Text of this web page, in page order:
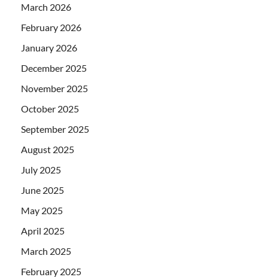
March 2026
February 2026
January 2026
December 2025
November 2025
October 2025
September 2025
August 2025
July 2025
June 2025
May 2025
April 2025
March 2025
February 2025